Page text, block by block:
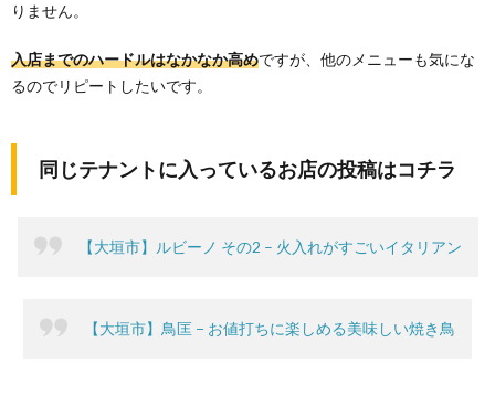
りません。
入店までのハードルはなかなか高めですが、他のメニューも気にな
るのでリピートしたいです。
同じテナントに入っているお店の投稿はコチラ
【大垣市】ルビーノ その2 – 火入れがすごいイタリアン
【大垣市】鳥匡 − お値打ちに楽しめる美味しい焼き鳥